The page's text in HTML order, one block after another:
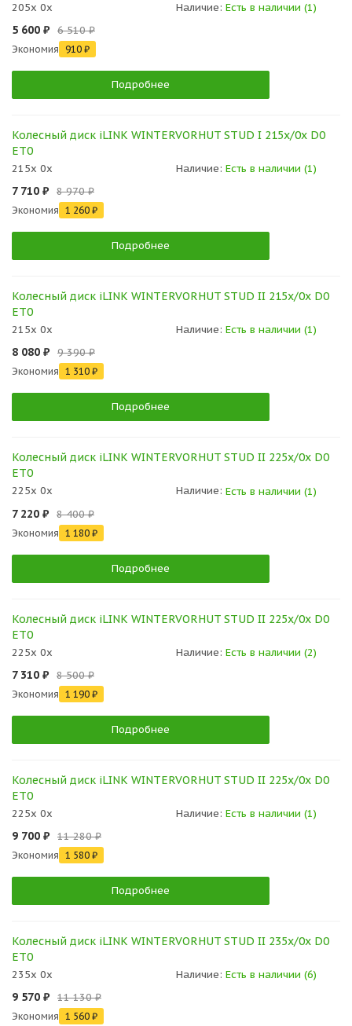
205x 0x Наличие: Есть в наличии (1)
5 600 ₽ 6 510 ₽
Экономия 910 ₽
Подробнее
Колесный диск iLINK WINTERVORHUT STUD I 215x/0x D0
ET0
215x 0x Наличие: Есть в наличии (1)
7 710 ₽ 8 970 ₽
Экономия 1 260 ₽
Подробнее
Колесный диск iLINK WINTERVORHUT STUD II 215x/0x D0
ET0
215x 0x Наличие: Есть в наличии (1)
8 080 ₽ 9 390 ₽
Экономия 1 310 ₽
Подробнее
Колесный диск iLINK WINTERVORHUT STUD II 225x/0x D0
ET0
225x 0x Наличие: Есть в наличии (1)
7 220 ₽ 8 400 ₽
Экономия 1 180 ₽
Подробнее
Колесный диск iLINK WINTERVORHUT STUD II 225x/0x D0
ET0
225x 0x Наличие: Есть в наличии (2)
7 310 ₽ 8 500 ₽
Экономия 1 190 ₽
Подробнее
Колесный диск iLINK WINTERVORHUT STUD II 225x/0x D0
ET0
225x 0x Наличие: Есть в наличии (1)
9 700 ₽ 11 280 ₽
Экономия 1 580 ₽
Подробнее
Колесный диск iLINK WINTERVORHUT STUD II 235x/0x D0
ET0
235x 0x Наличие: Есть в наличии (6)
9 570 ₽ 11 130 ₽
Экономия 1 560 ₽